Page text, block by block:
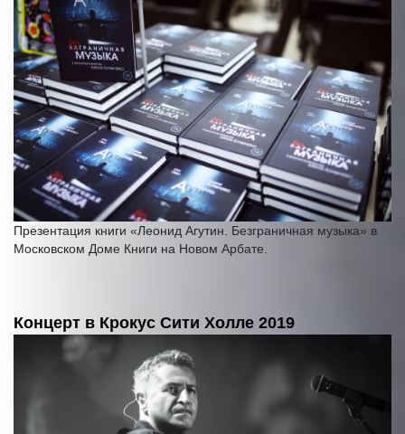
Презентация книги «Леонид Агутин. Безграничная музыка» в
Московском Доме Книги на Новом Арбате.
Концерт в Крокус Сити Холле 2019